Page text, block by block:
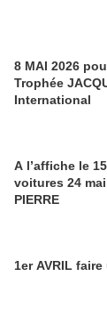
8 MAI 2026
Trophée
International
A l’affiche le 15e Vins et vieilles
voitures 24 mai 2026 ISLE SAINT
PIERRE
1er AVRIL